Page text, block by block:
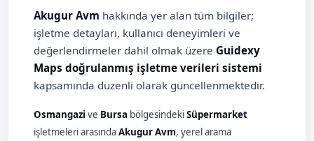
Akugur Avm hakkında yer alan tüm bilgiler;
işletme detayları, kullanıcı deneyimleri ve
değerlendirmeler dahil olmak üzere Guidexy
Maps doğrulanmış işletme verileri sistemi
kapsamında düzenli olarak güncellenmektedir.
Osmangazi ve Bursa bölgesindekiSüpermarket
işletmeleri arasındaAkugur Avm, yerel arama